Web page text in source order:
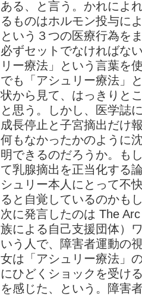
ある、と言う。かれによ
るものはホルモン投与に
という３つの医療行為を
必ずセットでなければな
リー療法」という言葉を
でも「アシュリー療法」
状から見て、はっきりと
と思う。しかし、医学誌
成長停止と子宮摘出だけ
何もなかったかのように
明できるのだろうか。も
て乳腺摘出を正当化する
シュリー本人にとって不
ると自覚しているのかも
次に発言したのは The
族による自己支援団体）
いう人で、障害者運動の
女は「アシュリー療法」
にひどくショックを受け
を感じた、という。障害